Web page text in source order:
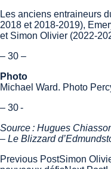
Les anciens entraineurs
2018 et 2018-2019),
et Simon Olivier (2022-
– 30 –
Photo
Michael Ward. Photo
– 30 -
Source : Hugues
– Le Blizzard
Post
Previous PostSimon